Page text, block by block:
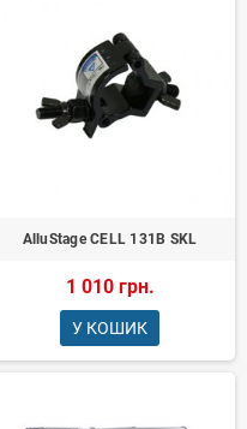
AlluStage CELL 131B SKL
1 010 грн.
У КОШИК